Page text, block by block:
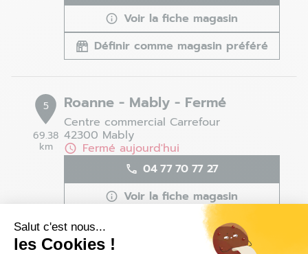
Salut c'est nous...
les Cookies !
Voir la fiche magasin
Définir comme magasin préféré
5
69.38
km
Roanne - Mably - Fermé
Centre commercial Carrefour
42300 Mably
Fermé aujourd'hui
04 77 70 77 27
Voir la fiche magasin
Définir comme magasin préféré